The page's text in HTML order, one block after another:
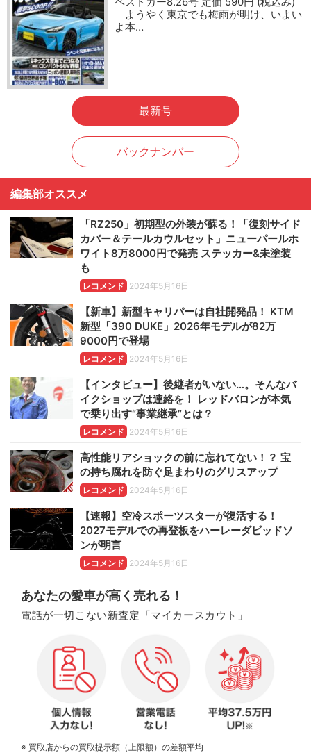
ようやく東京でも梅雨が明け、いよい
よ本…
最新号
バックナンバー
編集部オススメ
「RZ250」初期型の外装が蘇る！「復刻サイド
カバー＆テールカウルセット」ニューパールホ
ワイト8万8000円で発売 ステッカー&未塗装
も
レコメンド 2024年5月16日
【新車】新型キャリパーは自社開発品！ KTM
新型「390 DUKE」2026年モデルが82万
9000円で登場
レコメンド 2024年5月16日
【インタビュー】後継者がいない…。そんなバ
イクショップは連絡を！ レッドバロンが本気
で乗り出す“事業継承”とは？
レコメンド 2024年5月16日
高性能リアショックの前に忘れてない！？ 宝
の持ち腐れを防ぐ足まわりのグリスアップ
レコメンド 2024年5月16日
【速報】空冷スポーツスターが復活する！
2027モデルでの再登板をハーレーダビッドソ
ンが明言
レコメンド 2024年5月16日
あなたの愛車が高く売れる！
電話が一切こない新査定「マイカースカウト」
※ 買取店からの買取提示額（上限額）の差額平均